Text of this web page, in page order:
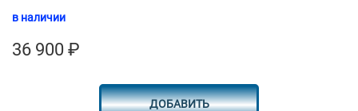
в наличии
36 900 ₽
ДОБАВИТЬ